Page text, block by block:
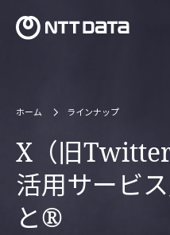
ホーム ラインナップ
X（旧
活用サービ
と®